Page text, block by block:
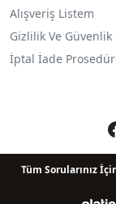
Alışveriş Listem
Gizlilik Ve Güvenlik
İptal İade
Tüm Sorularınız